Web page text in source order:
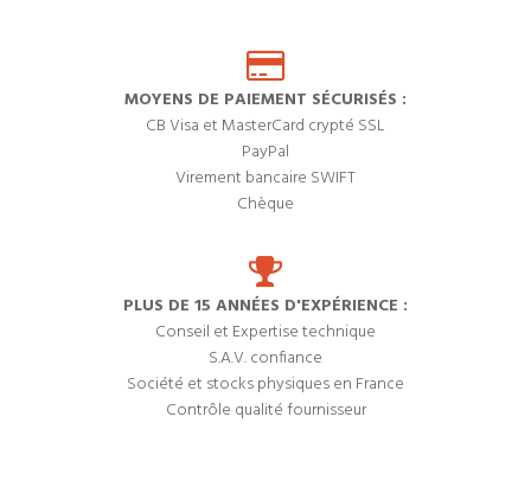
MOYENS DE PAIEMENT SÉCURISÉS :
CB Visa et MasterCard crypté SSL
PayPal
Virement bancaire SWIFT
Chèque
PLUS DE 15 ANNÉES D'EXPÉRIENCE :
Conseil et Expertise technique
S.A.V. confiance
Société et stocks physiques en France
Contrôle qualité fournisseur